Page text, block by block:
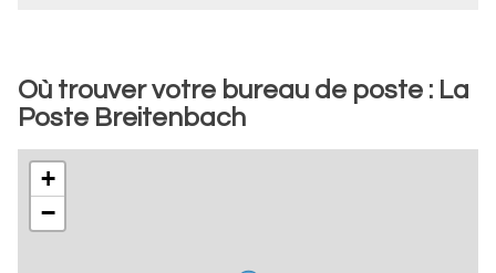
Où trouver votre bureau de poste : La
Poste Breitenbach
+
−